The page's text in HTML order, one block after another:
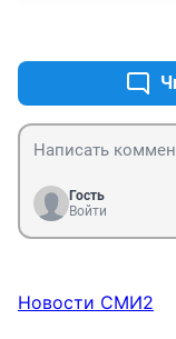
Гость
Войти
Новости СМИ2